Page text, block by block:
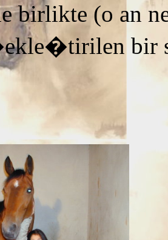
birlikte (o an
bir